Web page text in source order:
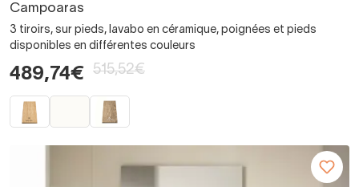
Campoaras
3 tiroirs, sur pieds, lavabo en céramique, poignées et pieds
disponibles en différentes couleurs
489,74€ 515,52€